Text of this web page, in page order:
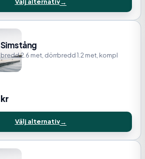
Välj alternativ
Simstång
bredd 2.6 met, dörrbredd 1.2 met, kompl
kr
Välj alternativ